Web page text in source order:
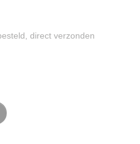
direct verzonden